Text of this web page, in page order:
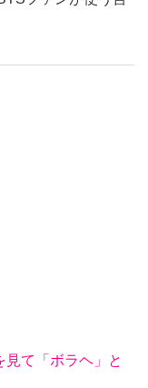
見て「ボラヘ」と